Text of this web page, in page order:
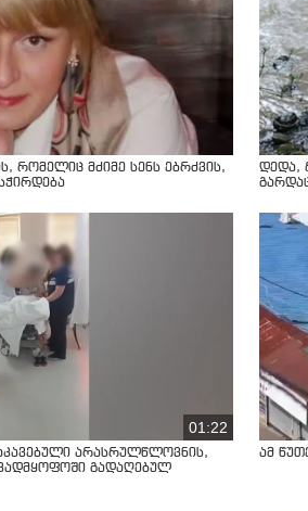
რომელიც მძიმე სენს ებრძვის,
დედა,
01:22
არასრულწლოვნის,
გადაღებულ
ამ